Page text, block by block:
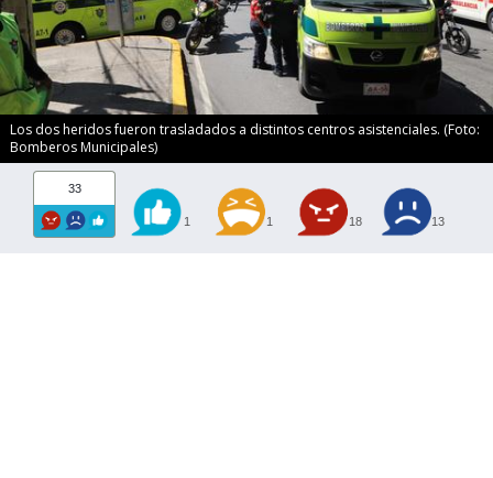
Los dos heridos fueron trasladados a distintos centros asistenciales. (Foto:
Bomberos Municipales)
33
1 1 18 13